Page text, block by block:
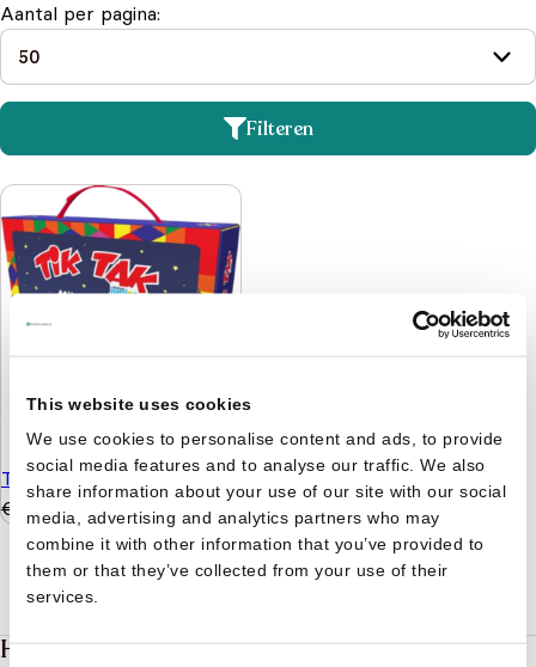
This website uses cookies
We use cookies to personalise content and ads, to provide
social media features and to analyse our traffic. We also
share information about your use of our site with our social
media, advertising and analytics partners who may
combine it with other information that you’ve provided to
them or that they’ve collected from your use of their
services.
Aantal per pagina:
Filteren
Tik Tak - Mijn koffertje
€
19,99 9,99
Heb je een vraag?